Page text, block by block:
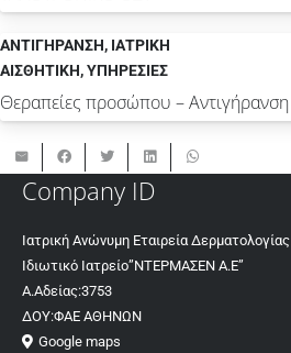
ΑΝΤΙΓΗΡΑΝΣΗ, ΙΑΤΡΙΚΗ
ΑΙΣΘΗΤΙΚΗ,ΥΠΗΡΕΣΙΕΣ
Θεραπείες προσώπου – Αντιγήρανση
Company ID
Ιατρική Ανώνυμη Εταιρεία Δερματολογίας
Ιδιωτικό Ιατρείο”ΝΤΕΡΜΑΣΕΝ Α.Ε”
Α.Αδείας:3753
ΔΟΥ:ΦΑΕ ΑΘΗΝΩΝ
Google maps